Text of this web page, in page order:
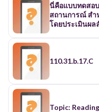
นี่คือแบบทดสอ
สถานการณ์ ส
โดยประเมินผล
สถานการณ์ที่ 1:
นักศึกษาพยาบ
110.31.b.17.C
Topic: